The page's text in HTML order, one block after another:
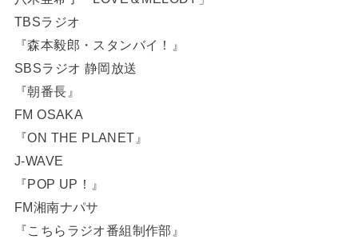
TBSラジオ
『森本毅郎・スタンバイ！』
SBSラジオ 静岡放送
『朝番長』
FM OSAKA
『ON THE PLANET』
J-WAVE
『POP UP！』
FM湘南ナパサ
『こちらラジオ番組制作部』